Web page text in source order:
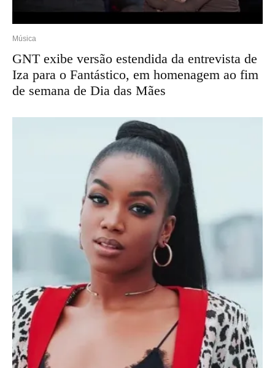
Música
GNT exibe versão estendida da entrevista de
Iza para o Fantástico, em homenagem ao fim
de semana de Dia das Mães